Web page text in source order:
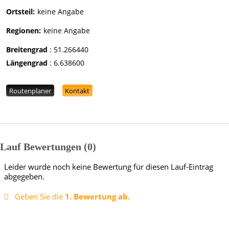
Ortsteil: keine Angabe
Regionen: keine Angabe
Breitengrad : 51.266440
Längengrad : 6.638600
Routenplaner Kontakt
Lauf Bewertungen 0
Leider wurde noch keine Bewertung für diesen Lauf-Eintrag
abgegeben.
Geben Sie die 1. Bewertung ab.